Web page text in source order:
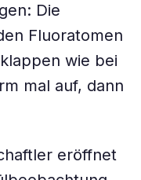
Die
Fluoratomen
wie bei
mal auf, dann
eröffnet